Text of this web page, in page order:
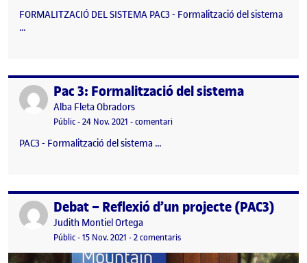
FORMALITZACIÓ DEL SISTEMA PAC3 - Formalització del sistema
…
Publicat perPac 3: Formalització del sistema
Publicat per
Alba Fleta Obradors
Visibilitat:
Públic-Data de publicació
24 Nov. 2021 -comentariel Pac 3: Formalització del sistema
PAC3 - Formalització del sistema …
Publicat perDebat – Reflexió d’un projecte (PAC3)
Publicat per
Judith Montiel Ortega
Visibilitat:
Públic-Data de publicació
15 Nov. 2021 -2 comentarisa Debat – Reflexió d’un projecte